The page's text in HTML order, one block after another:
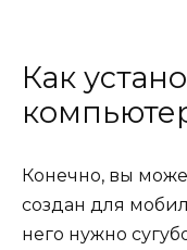
Как
Конечно, вы
создан для
него нужно